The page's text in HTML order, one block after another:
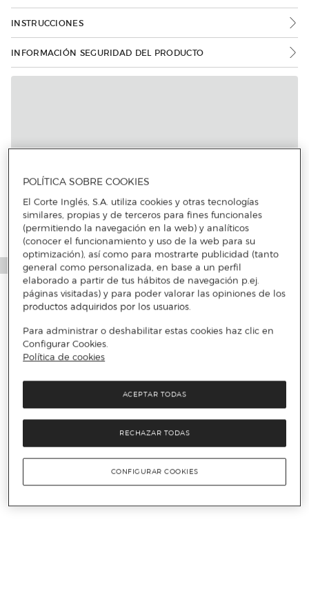
INSTRUCCIONES
INFORMACIÓN SEGURIDAD DEL PRODUCTO
POLÍTICA SOBRE COOKIES
El Corte Inglés, S.A. utiliza cookies y otras tecnologías
similares, propias y de terceros para fines funcionales
(permitiendo la navegación en la web) y analíticos
(conocer el funcionamiento y uso de la web para su
optimización), así como para mostrarte publicidad (tanto
general como personalizada, en base a un perfil
elaborado a partir de tus hábitos de navegación p.ej.
páginas visitadas) y para poder valorar las opiniones de los
productos adquiridos por los usuarios.
Para administrar o deshabilitar estas cookies haz clic en
Configurar Cookies.
Política de cookies
RECHAZAR TODAS
ACEPTAR TODAS
CONFIGURAR COOKIES